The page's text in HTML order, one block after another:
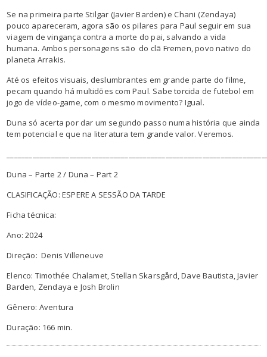
Se na primeira parte Stilgar (Javier Barden) e Chani (Zendaya)
pouco apareceram, agora são os pilares para Paul seguir em sua
viagem de vingança contra a morte do pai, salvando a vida
humana. Ambos personagens são do clã Fremen, povo nativo do
planeta Arrakis.
Até os efeitos visuais, deslumbrantes em grande parte do filme,
pecam quando há multidões com Paul. Sabe torcida de futebol em
jogo de vídeo-game, com o mesmo movimento? Igual.
Duna só acerta por dar um segundo passo numa história que ainda
tem potencial e que na literatura tem grande valor. Veremos.
Duna – Parte 2 / Duna – Part 2
CLASIFICAÇÃO: ESPERE A SESSÃO DA TARDE
Ficha técnica:
Ano: 2024
Direção: Denis Villeneuve
Elenco: Timothée Chalamet, Stellan Skarsgård, Dave Bautista, Javier
Barden, Zendaya e Josh Brolin
Gênero: Aventura
Duração: 166 min.